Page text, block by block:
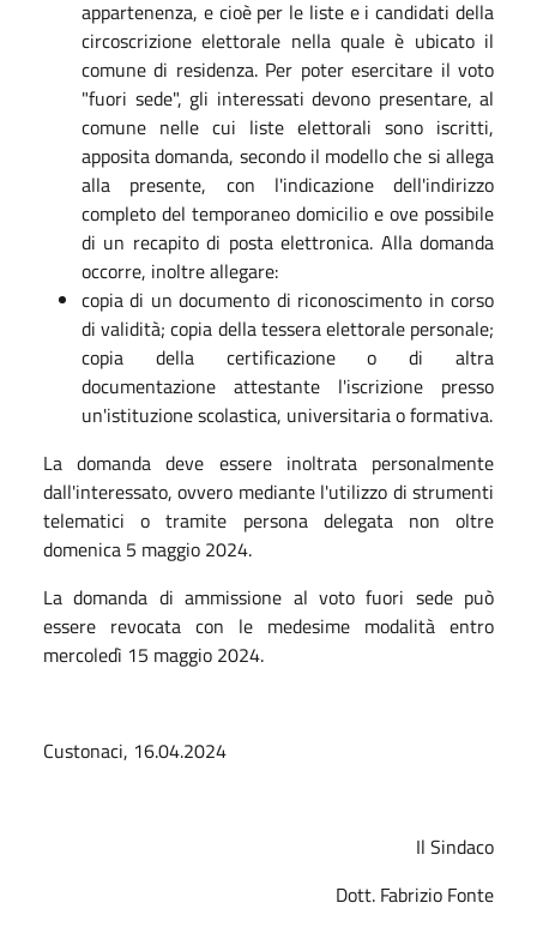
appartenenza, e cioè per le liste e i candidati della
circoscrizione elettorale nella quale è ubicato il
comune di residenza. Per poter esercitare il voto
"fuori sede", gli interessati devono presentare, al
comune nelle cui liste elettorali sono iscritti,
apposita domanda, secondo il modello che si allega
alla presente, con l'indicazione dell'indirizzo
completo del temporaneo domicilio e ove possibile
di un recapito di posta elettronica. Alla domanda
occorre, inoltre allegare:
copia di un documento di riconoscimento in corso
di validità; copia della tessera elettorale personale;
copia della certificazione o di altra
documentazione attestante l'iscrizione presso
un'istituzione scolastica, universitaria o formativa.
La domanda deve essere inoltrata personalmente
dall'interessato, ovvero mediante l'utilizzo di strumenti
telematici o tramite persona delegata non oltre
domenica 5 maggio 2024.
La domanda di ammissione al voto fuori sede può
essere revocata con le medesime modalità entro
mercoledì 15 maggio 2024.
Custonaci, 16.04.2024
Il Sindaco
Dott. Fabrizio Fonte